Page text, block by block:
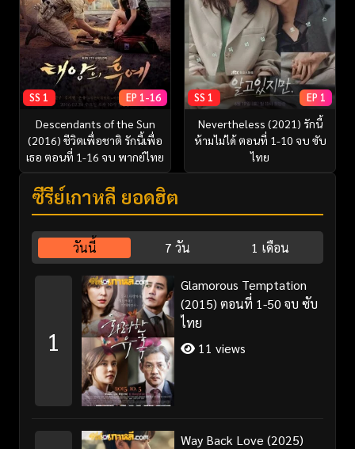
SS 1 EP 1-16
Descendants of the Sun
(2016) ชีวิตเพื่อชาติ รักนี้เพื่อ
เธอ ตอนที่ 1-16 จบ พากย์ไทย
SS 1 EP 1
Nevertheless (2021) รักนี้
ห้ามไม่ได้ ตอนที่ 1-10 จบ ซับ
ไทย
ซีรี่ย์เกาหลี ยอดฮิต
วันนี้ 7 วัน 1 เดือน
1
Glamorous Temptation
(2015) ตอนที่ 1-50 จบ ซับ
ไทย
11 views
Way Back Love (2025)